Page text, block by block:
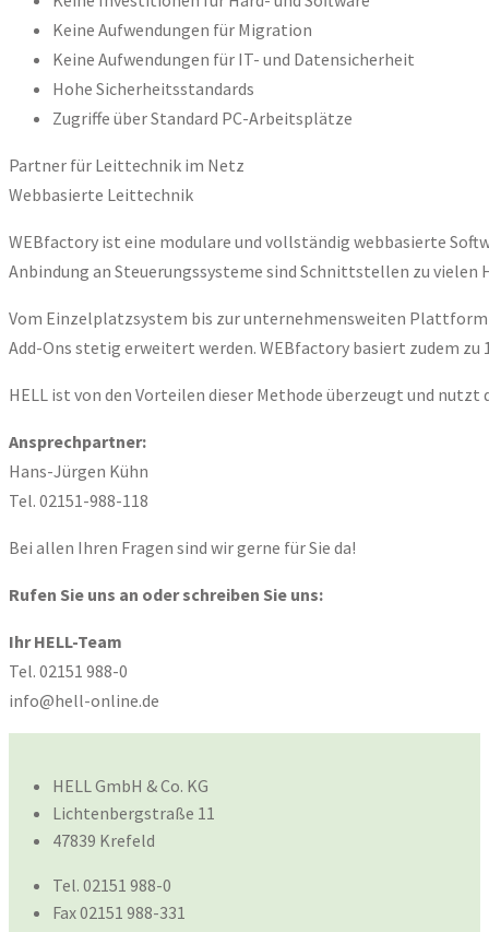
Keine Aufwendungen für Migration
Keine Aufwendungen für IT- und Datensicherheit
Hohe Sicherheitsstandards
Zugriffe über Standard PC-Arbeitsplätze
Partner für Leittechnik im Netz
Webbasierte Leittechnik
WEBfactory ist eine modulare und vollständig webbasierte
Anbindung an Steuerungssysteme sind Schnittstellen zu vielen
Vom Einzelplatzsystem bis zur unternehmensweiten Plattform
Add-Ons stetig erweitert werden. WEBfactory basiert zudem
HELL ist von den Vorteilen dieser Methode überzeugt und
Ansprechpartner:
Hans-Jürgen Kühn
Tel. 02151-988-118
Bei allen Ihren Fragen sind wir gerne für Sie da!
Rufen Sie uns an oder schreiben Sie uns:
Ihr HELL-Team
Tel. 02151 988-0
info@hell-online.de
HELL GmbH & Co. KG
Lichtenbergstraße 11
47839 Krefeld
Tel. 02151 988-0
Fax 02151 988-331